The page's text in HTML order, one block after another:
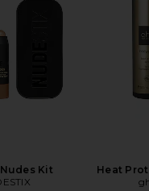
Kit
Heat